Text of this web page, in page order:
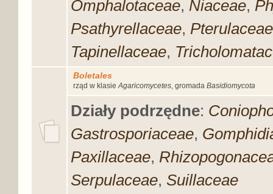
Omphalotaceae, Niaceae,
Psathyrellaceae, Pterulaceae
Tapinellaceae,
Boletales
rząd w klasie Agaricomycetes, gromada Basidiomycota
Działy podrzędne:
Gastrosporiaceae,
Paxillaceae,
Serpulaceae, Suillaceae